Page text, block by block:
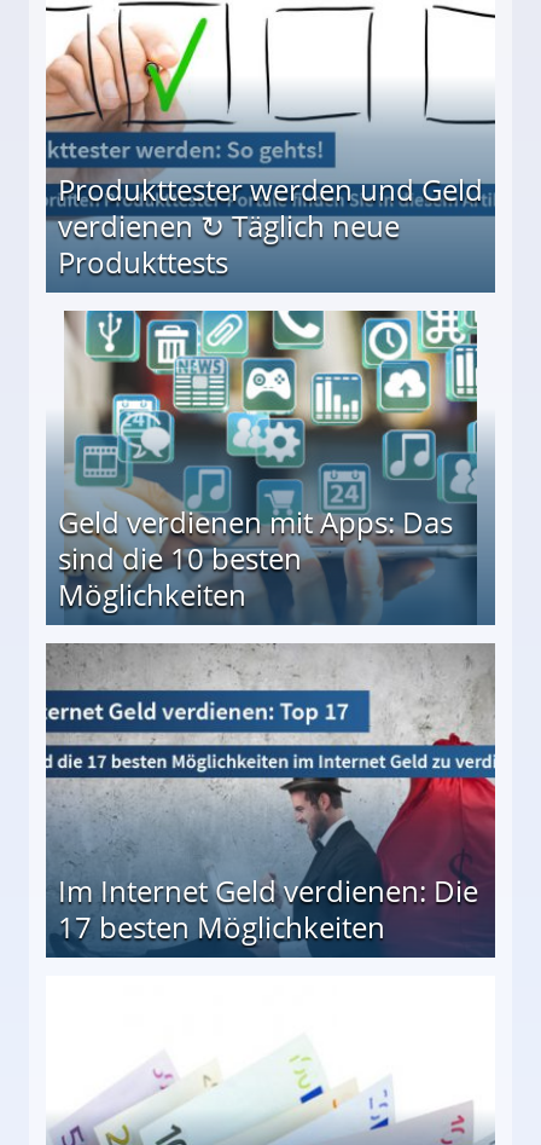
Produkttester werden und Geld
verdienen ↻ Täglich neue
Produkttests
↻ Täglich neue Produkttests
Geld verdienen mit Apps: Das
sind die 10 besten
Möglichkeiten
besten Möglichkeiten
Im Internet Geld verdienen: Die
17 besten Möglichkeiten